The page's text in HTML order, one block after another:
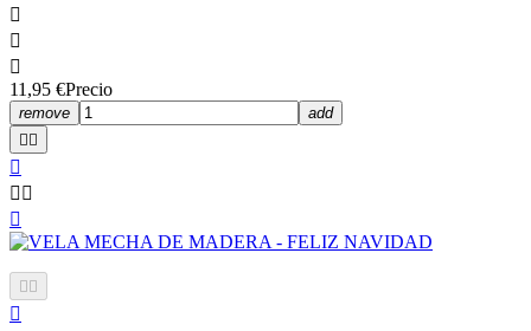



11,95 €Precio
remove
add


 


